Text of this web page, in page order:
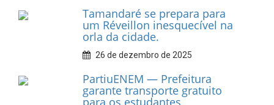
Dia do Frevo: patrimônio
cultural em movimento
9 de fevereiro de 2026
Prefeitura de Tamandaré
fortalece apoio aos
catadores de materiais
recicláveis